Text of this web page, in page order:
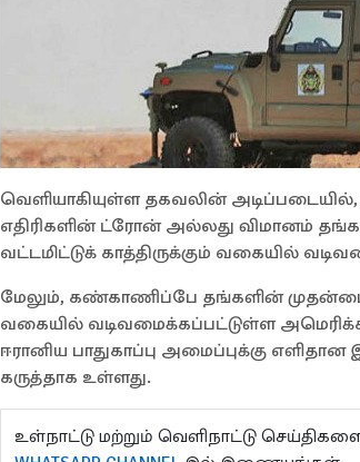
வெளியாகியுள்ள தகவலின் அடிப்படையில்,
எதிரிகளின் ட்ரோன் அல்லது விமானம்
வட்டமிட்டுக் காத்திருக்கும் வகையில்
மேலும், கண்காணிப்பே தங்களின்
வகையில் வடிவமைக்கப்பட்டுள்ள
ஈரானிய பாதுகாப்பு அமைப்புக்கு
கருத்தாக உள்ளது.
உள்நாட்டு மற்றும் வெளிநாட்டு